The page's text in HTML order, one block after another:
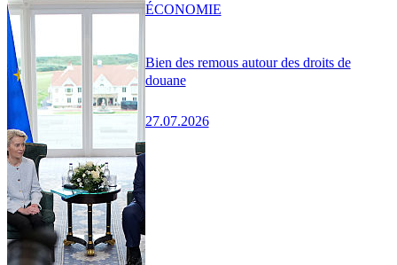
Bien des remous autour des droits de
douane
27.07.2026
ÉCONOMIE